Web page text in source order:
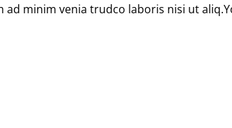
minim venia trudco laboris nisi ut